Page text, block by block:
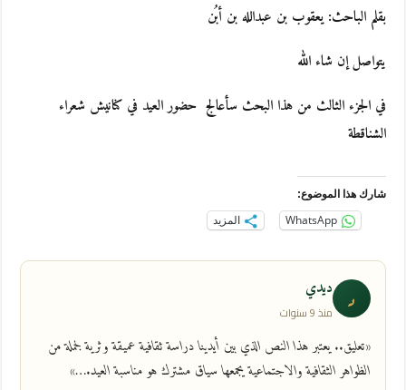
بقلم الباحث: يعقوب بن عبدالله بن أبُن
يتواصل إن شاء الله
في الجزء الثالث من هذا البحث سأعالج حضور العيد في كنانيش شعراء
الشناقطة
شارك هذا الموضوع:
WhatsApp المزيد
د ديدي
منذ 9 سنوات
«تعليق.. يعتبر هذا النص الذي بين أيدينا دراسة ثقافية عميقة وثرية لجملة من
الظواهر الثقافية والاجتماعية يجمعها سياق مشترك هو مناسبة العيد.…»